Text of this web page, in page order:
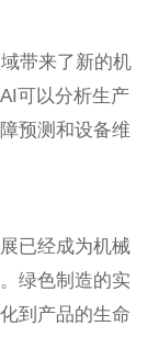
带来了新的机
可以分析生产
预测和设备维
已经成为机械
绿色制造的实
到产品的生命